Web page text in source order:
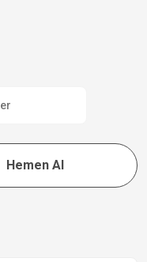
Hemen Al